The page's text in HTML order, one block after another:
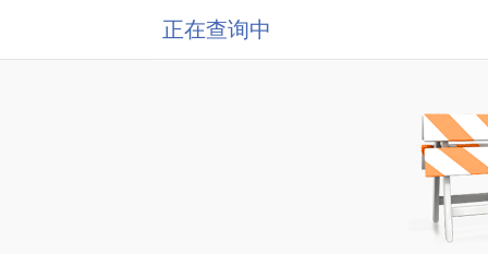
正在查询中